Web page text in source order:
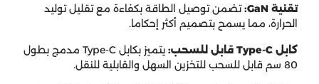
تقنية GaN:
تضمن توصيل الطاقة بكفاءة مع تقليل توليد
الحرارة، مما يسمح بتصميم أكثر إحكاما.
كابل Type-C قابل للسحب:
يتميز بكابل Type-C مدمج بطول
80 سم قابل للسحب للتخزين السهل والقابلية للنقل.